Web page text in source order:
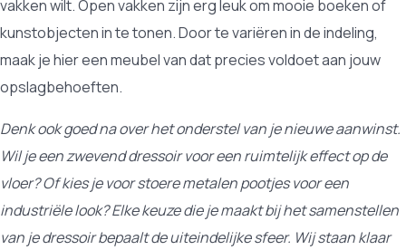
vakken wilt. Open vakken zijn erg leuk om mooie boeken of
kunstobjecten in te tonen. Door te variëren in de indeling,
maak je hier een meubel van dat precies voldoet aan jouw
opslagbehoeften.
Denk ook goed na over het onderstel van je nieuwe aanwinst.
Wil je een zwevend dressoir voor een ruimtelijk effect op de
vloer? Of kies je voor stoere metalen pootjes voor een
industriële look? Elke keuze die je maakt bij het samenstellen
van je dressoir bepaalt de uiteindelijke sfeer. Wij staan klaar